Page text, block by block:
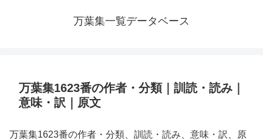
万葉集一覧データベース
万葉集1623番の作者・分類｜訓読・読み｜
意味・訳｜原文
万葉集1623番の作者・分類、訓読・読み、意味・訳、原